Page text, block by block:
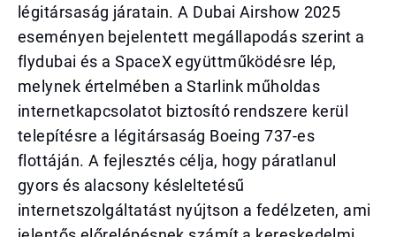
légitársaság járatain. A Dubai Airshow 2025
eseményen bejelentett megállapodás szerint a
flydubai és a SpaceX együttműködésre lép,
melynek értelmében a Starlink műholdas
internetkapcsolatot biztosító rendszere kerül
telepítésre a légitársaság Boeing 737-es
flottáján. A fejlesztés célja, hogy páratlanul
gyors és alacsony késleltetésű
internetszolgáltatást nyújtson a fedélzeten, ami